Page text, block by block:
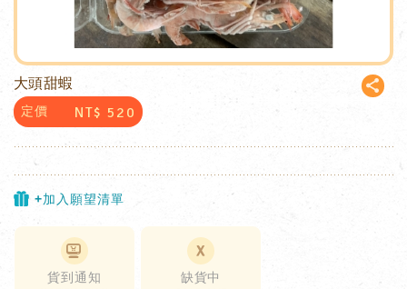
大頭甜蝦
定價 NT$ 520
+加入願望清單
貨到通知 缺貨中